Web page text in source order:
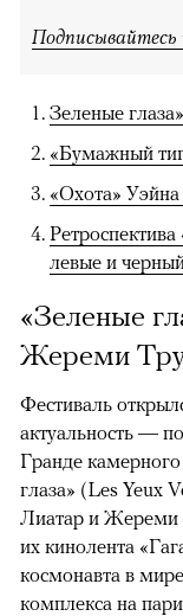
Зеленые
«Бумажный
«Охота»
левые и
«Зеленые
Жереми
Фестиваль
актуальность —
Гранде
глаза» (Les Yeux
Лиатар и Жереми
их кинолента
космонавта в
комплекса на